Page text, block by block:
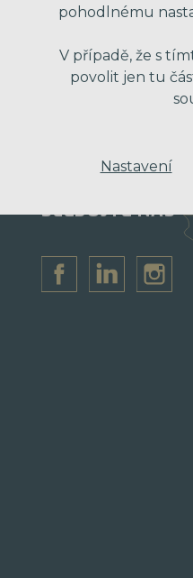
SLEDUJTE NÁS
pohodlnému
V případě, že s
povolit jen tu
Nastavení